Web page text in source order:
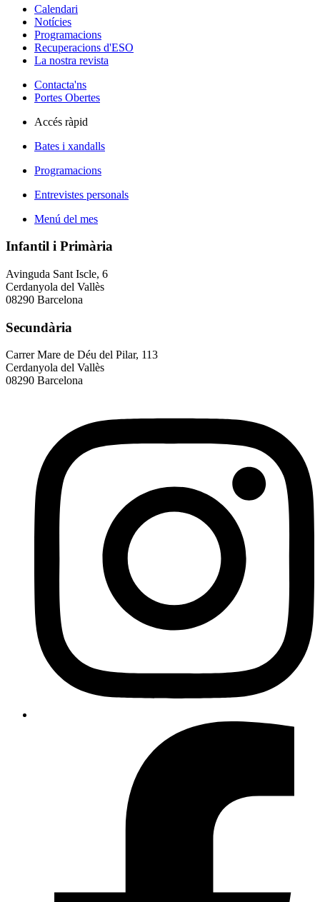
Calendari
Notícies
Programacions
Recuperacions d'ESO
La nostra revista
Contacta'ns
Portes Obertes
Accés ràpid
Bates i xandalls
Programacions
Entrevistes personals
Menú del mes
Infantil i Primària
Avinguda Sant Iscle, 6
Cerdanyola del Vallès
08290 Barcelona
Secundària
Carrer Mare de Déu del Pilar, 113
Cerdanyola del Vallès
08290 Barcelona